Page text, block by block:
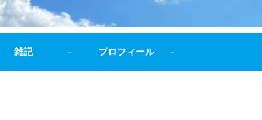
雑記 プロフィール